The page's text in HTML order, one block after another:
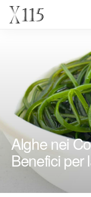
Alghe nei
Benefici per